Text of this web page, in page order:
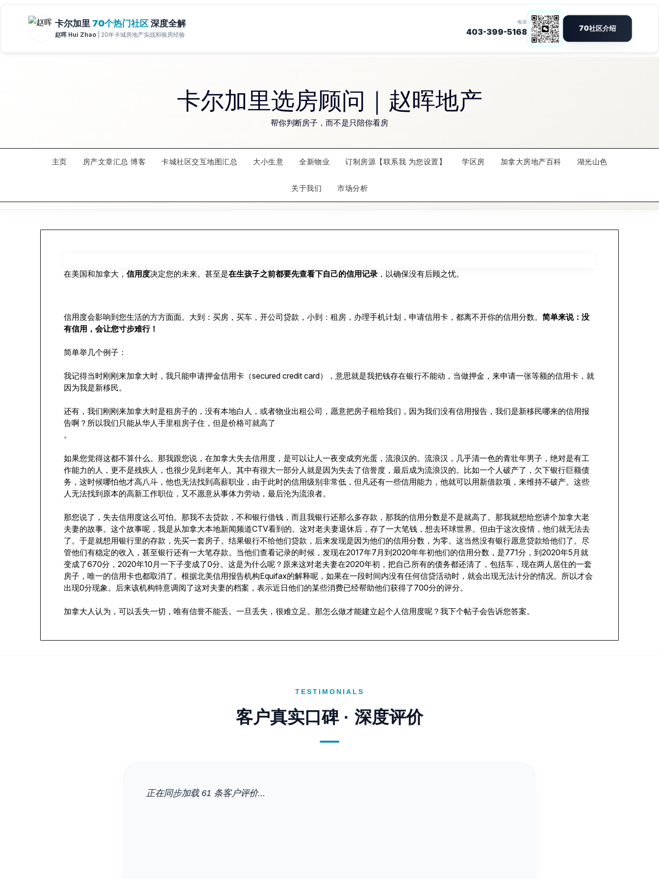
卡尔加里选房顾问｜赵晖地产
帮你判断房子，而不是只陪你看房
主页 房产文章汇总 博客 卡城社区交互地图汇总 大小生意 全新物业 订制房源【联系我 为您设置】 学区房 加拿大房地产百科 湖光山色
关于我们 市场分析
在美国和加拿大，信用度决定您的未来。甚至是在生孩子之前都要先查看下自己的信用记录 ，以确保没有后顾之忧。
信用度会影响到您生活的方方面面。大到：买房，买车，开公司贷款，小到：租房，办理手机计划，申请信用卡，都离不开你的信用分数。简单来说：没
有信用，会让您寸步难行！
简单举几个例子：
我记得当时刚刚来加拿大时，我只能申请押金信用卡（secured credit card），意思就是我把钱存在银行不能动，当做押金，来申请一张等额的信用卡，就
因为我是新移民。
还有，我们刚刚来加拿大时是租房子的，没有本地白人，或者物业出租公司，愿意把房子租给我们，因为我们没有信用报告，我们是新移民哪来的信用报
告啊？所以我们只能从华人手里租房子住，但是价格可就高了
。
如果您觉得这都不算什么。那我跟您说，在加拿大失去信用度，是可以让人一夜变成穷光蛋，流浪汉的。流浪汉，几乎清一色的青壮年男子，绝对是有工
作能力的人，更不是残疾人，也很少见到老年人。其中有很大一部分人就是因为失去了信誉度，最后成为流浪汉的。比如一个人破产了，欠下银行巨额债
务，这时候哪怕他才高八斗，他也无法找到高薪职业，由于此时的信用级别非常低，但凡还有一些信用能力，他就可以用新借款项，来维持不破产。这些
人无法找到原本的高新工作职位，又不愿意从事体力劳动，最后沦为流浪者。
那您说了，失去信用度这么可怕。那我不去贷款，不和银行借钱，而且我银行还那么多存款，那我的信用分数是不是就高了。那我就想给您讲个加拿大老
夫妻的故事。这个故事呢，我是从加拿大本地新闻频道CTV看到的。这对老夫妻退休后，存了一大笔钱，想去环球世界。但由于这次疫情，他们就无法去
了。于是就想用银行里的存款，先买一套房子。结果银行不给他们贷款，后来发现是因为他们的信用分数，为零。这当然没有银行愿意贷款给他们了。尽
管他们有稳定的收入，甚至银行还有一大笔存款。当他们查看记录的时候，发现在2017年7月到2020年年初他们的信用分数，是771分，到2020年5月就
变成了670分，2020年10月一下子变成了0分。这是为什么呢？原来这对老夫妻在2020年初，把自己所有的债务都还清了，包括车，现在两人居住的一套
房子，唯一的信用卡也都取消了。根据北美信用报告机构Equifax的解释呢，如果在一段时间内没有任何信贷活动时，就会出现无法计分的情况。所以才会
出现0分现象。后来该机构特意调阅了这对夫妻的档案，表示近日他们的某些消费已经帮助他们获得了700分的评分。
加拿大人认为，可以丢失一切，唯有信誉不能丢。一旦丢失，很难立足。那怎么做才能建立起个人信用度呢？我下个帖子会告诉您答案。
TESTIMONIALS
客户真实口碑 · 深度评价
正在同步加载 61 条客户评价...